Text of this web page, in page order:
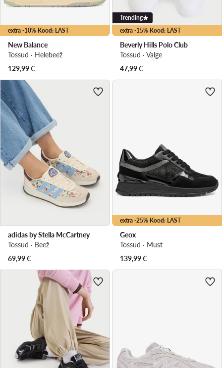
extra -10% Kood: LAST
New Balance
Tossud · Helebeež
129,99€
extra -15% Kood: LAST
Trending
Beverly Hills Polo Club
Tossud · Valge
47,99€
adidas by Stella McCartney
Tossud · Beež
69,99€
extra -25% Kood: LAST
Geox
Tossud · Must
139,99€